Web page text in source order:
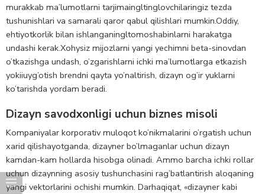
murakkab ma’lumotlarni tarjimaingltinglovchilaringiz tezda
tushunishlari va samarali qaror qabul qilishlari mumkin.Oddiy,
ehtiyotkorlik bilan ishlanganingltomoshabinlarni harakatga
undashi kerak.Xohysiz mijozlarni yangi yechimni beta-sinovdan
o’tkazishga undash, o’zgarishlarni ichki ma’lumotlarga etkazish
yokiiuyg’otish brendni qayta yo’naltirish, dizayn og’ir yuklarni
ko’tarishda yordam beradi.
Dizayn savodxonligi uchun biznes misoli
Kompaniyalar korporativ muloqot ko’nikmalarini o’rgatish uchun
xarid qilishayotganda, dizayner bo’lmaganlar uchun dizayn
kamdan-kam hollarda hisobga olinadi. Ammo barcha ichki rollar
uchun dizaynning asosiy tushunchasini rag’batlantirish aloqaning
yangi vektorlarini ochishi mumkin. Darhaqiqat, «dizayner kabi